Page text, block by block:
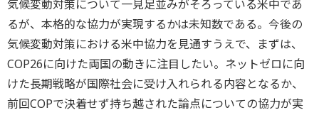
気候変動対策について一見足並みがそろっている米中であ
るが、本格的な協力が実現するかは未知数である。今後の
気候変動対策における米中協力を見通すうえで、まずは、
COP26に向けた両国の動きに注目したい。ネットゼロに向
けた長期戦略が国際社会に受け入れられる内容となるか、
前回COPで決着せず持ち越された論点についての協力が実